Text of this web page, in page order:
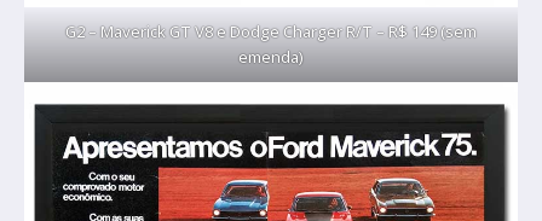
G2 – Maverick GT V8 e Dodge Charger R/T – R$ 149 (sem
emenda)